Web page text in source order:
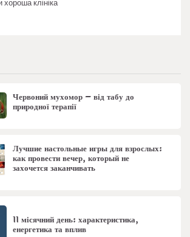
хороша клініка
Червоний мухомор – від табу до
природної терапії
Лучшие настольные игры для взрослых:
как провести вечер, который не
захочется заканчивать
11 місячний день: характеристика,
енергетика та вплив